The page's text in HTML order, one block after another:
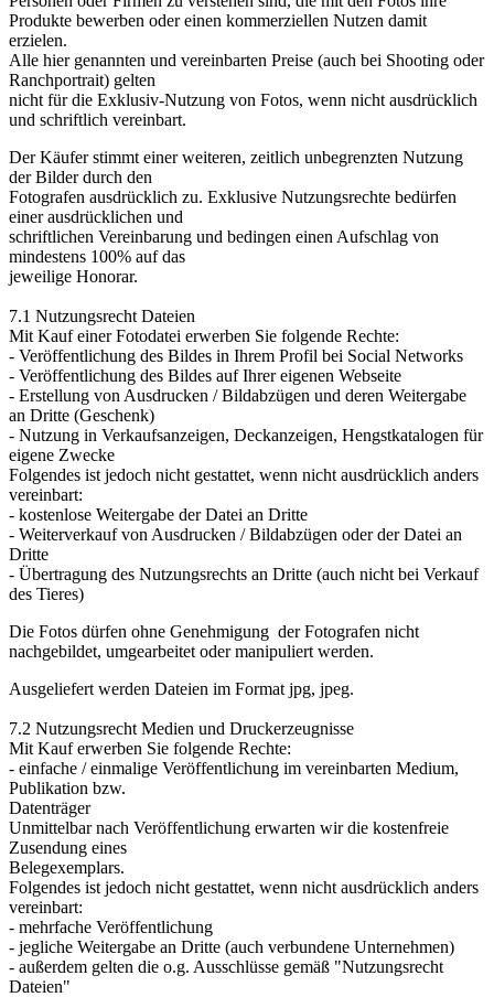
Produkte bewerben oder einen kommerziellen Nutzen damit
erzielen.
Alle hier genannten und vereinbarten Preise (auch bei Shooting oder
Ranchportrait) gelten
nicht für die Exklusiv-Nutzung von Fotos, wenn nicht ausdrücklich
und schriftlich vereinbart.
Der Käufer stimmt einer weiteren, zeitlich unbegrenzten Nutzung
der Bilder durch den
Fotografen ausdrücklich zu. Exklusive Nutzungsrechte bedürfen
einer ausdrücklichen und
schriftlichen Vereinbarung und bedingen einen Aufschlag von
mindestens 100% auf das
jeweilige Honorar.
7.1 Nutzungsrecht Dateien
Mit Kauf einer Fotodatei erwerben Sie folgende Rechte:
- Veröffentlichung des Bildes in Ihrem Profil bei Social Networks
- Veröffentlichung des Bildes auf Ihrer eigenen Webseite
- Erstellung von Ausdrucken / Bildabzügen und deren Weitergabe
an Dritte (Geschenk)
- Nutzung in Verkaufsanzeigen, Deckanzeigen, Hengstkatalogen für
eigene Zwecke
Folgendes ist jedoch nicht gestattet, wenn nicht ausdrücklich anders
vereinbart:
- kostenlose Weitergabe der Datei an Dritte
- Weiterverkauf von Ausdrucken / Bildabzügen oder der Datei an
Dritte
- Übertragung des Nutzungsrechts an Dritte (auch nicht bei Verkauf
des Tieres)
Die Fotos dürfen ohne Genehmigung der Fotografen nicht
nachgebildet, umgearbeitet oder manipuliert werden.
Ausgeliefert werden Dateien im Format jpg, jpeg.
7.2 Nutzungsrecht Medien und Druckerzeugnisse
Mit Kauf erwerben Sie folgende Rechte:
- einfache / einmalige Veröffentlichung im vereinbarten Medium,
Publikation bzw.
Datenträger
Unmittelbar nach Veröffentlichung erwarten wir die kostenfreie
Zusendung eines
Belegexemplars.
Folgendes ist jedoch nicht gestattet, wenn nicht ausdrücklich anders
vereinbart:
- mehrfache Veröffentlichung
- jegliche Weitergabe an Dritte (auch verbundene Unternehmen)
- außerdem gelten die o.g. Ausschlüsse gemäß "Nutzungsrecht
Dateien"